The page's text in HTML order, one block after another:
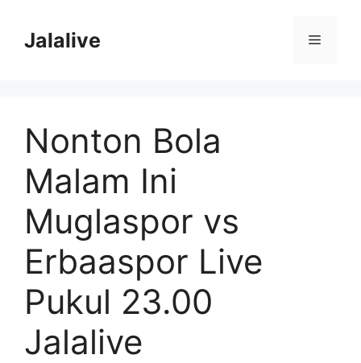
contentJalalive Menu
Nonton Bola
Malam Ini
Muglaspor vs
Erbaaspor Live
Pukul 23.00
Jalalive